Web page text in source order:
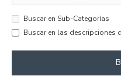
Buscar en Sub-Categorías
Buscar en las descripciones